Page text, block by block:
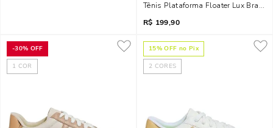
Tênis Plataforma Floater Lux Branco
R$ 199,90
-30% OFF
1 COR
15% OFF no Pix
2 CORES